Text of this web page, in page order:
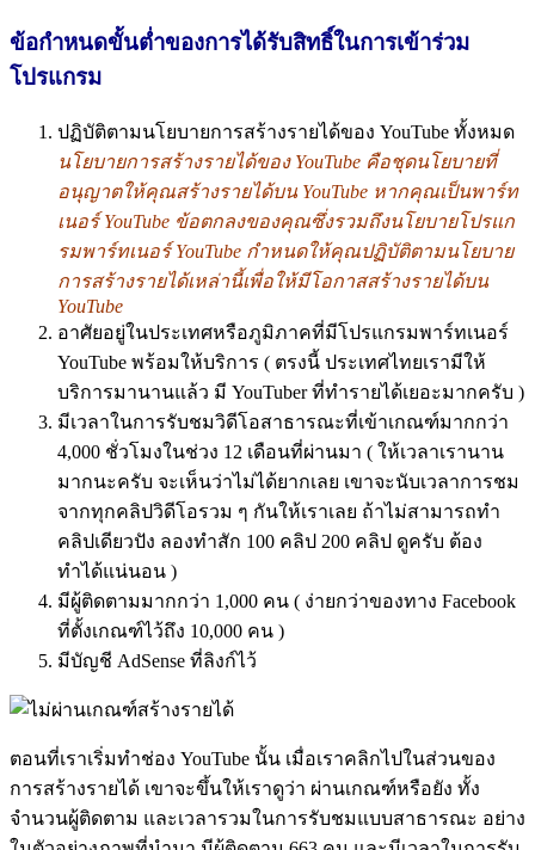
ข้อกำหนดขั้นต่ำของการได้รับสิทธิ์ในการเข้าร่วม
โปรแกรม
ปฏิบัติตามนโยบายการสร้างรายได้ของ YouTube ทั้งหมด
นโยบายการสร้างรายได้ของ YouTube คือชุดนโยบายที่
อนุญาตให้คุณสร้างรายได้บน YouTube หากคุณเป็นพาร์ท
เนอร์ YouTube ข้อตกลงของคุณซึ่งรวมถึงนโยบายโปรแก
รมพาร์ทเนอร์ YouTube กำหนดให้คุณปฏิบัติตามนโยบาย
การสร้างรายได้เหล่านี้เพื่อให้มีโอกาสสร้างรายได้บน
YouTube
อาศัยอยู่ในประเทศหรือภูมิภาคที่มีโปรแกรมพาร์ทเนอร์
YouTube พร้อมให้บริการ ( ตรงนี้ ประเทศไทยเรามีให้
บริการมานานแล้ว มี YouTuber ที่ทำรายได้เยอะมากครับ )
มีเวลาในการรับชมวิดีโอสาธารณะที่เข้าเกณฑ์มากกว่า
4,000 ชั่วโมงในช่วง 12 เดือนที่ผ่านมา ( ให้เวลาเรานาน
มากนะครับ จะเห็นว่าไม่ได้ยากเลย เขาจะนับเวลาการชม
จากทุกคลิปวิดีโอรวม ๆ กันให้เราเลย ถ้าไม่สามารถทำ
คลิปเดียวปัง ลองทำสัก 100 คลิป 200 คลิป ดูครับ ต้อง
ทำได้แน่นอน )
มีผู้ติดตามมากกว่า 1,000 คน ( ง่ายกว่าของทาง Facebook
ที่ตั้งเกณฑ์ไว้ถึง 10,000 คน )
มีบัญชี AdSense ที่ลิงก์ไว้
ตอนที่เราเริ่มทำช่อง YouTube นั้น เมื่อเราคลิกไปในส่วนของ
การสร้างรายได้ เขาจะขึ้นให้เราดูว่า ผ่านเกณฑ์หรือยัง ทั้ง
จำนวนผู้ติดตาม และเวลารวมในการรับชมแบบสาธารณะ อย่าง